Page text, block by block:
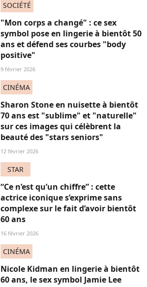
SOCIÉTÉ
"Mon corps a changé" : ce sex
symbol pose en lingerie à bientôt 50
ans et défend ses courbes "body
positive"
9 février 2026
CINÉMA
Sharon Stone en nuisette à bientôt
70 ans est "sublime" et "naturelle"
sur ces images qui célèbrent la
beauté des "stars seniors"
12 février 2026
STAR
“Ce n’est qu’un chiffre” : cette
actrice iconique s’exprime sans
complexe sur le fait d’avoir bientôt
60 ans
16 février 2026
CINÉMA
Nicole Kidman en lingerie à bientôt
60 ans, le sex symbol Jamie Lee